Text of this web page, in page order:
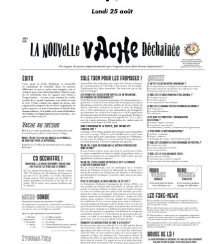
Lundi 25 août